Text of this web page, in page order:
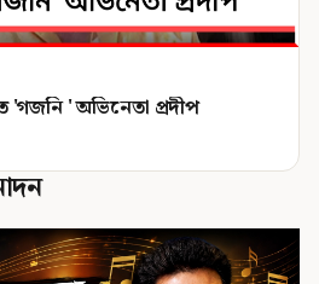
'গজনি ' অভিনেতা প্রদীপ